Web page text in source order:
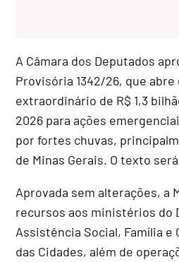
A Câmara dos Deputados
Provisória 1342/26, que abre
extraordinário de R$ 1,3
2026 para ações
por fortes chuvas,
de Minas Gerais. O texto
Aprovada sem alterações, a
recursos aos ministérios do
Assistência Social, Família e
das Cidades, além de